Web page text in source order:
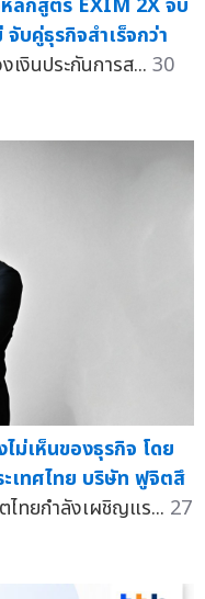
ลักสูตร EXIM 2X จับ
บคู่ธุรกิจสำเร็จกว่า
งินประกันการส... 30
ม่เห็นของธุรกิจ โดย
ะเทศไทย บริษัท ฟูจิตสึ
ทยกำลังเผชิญแร... 27